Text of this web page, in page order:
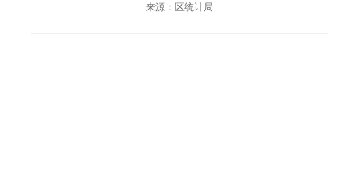
来源：区统计局